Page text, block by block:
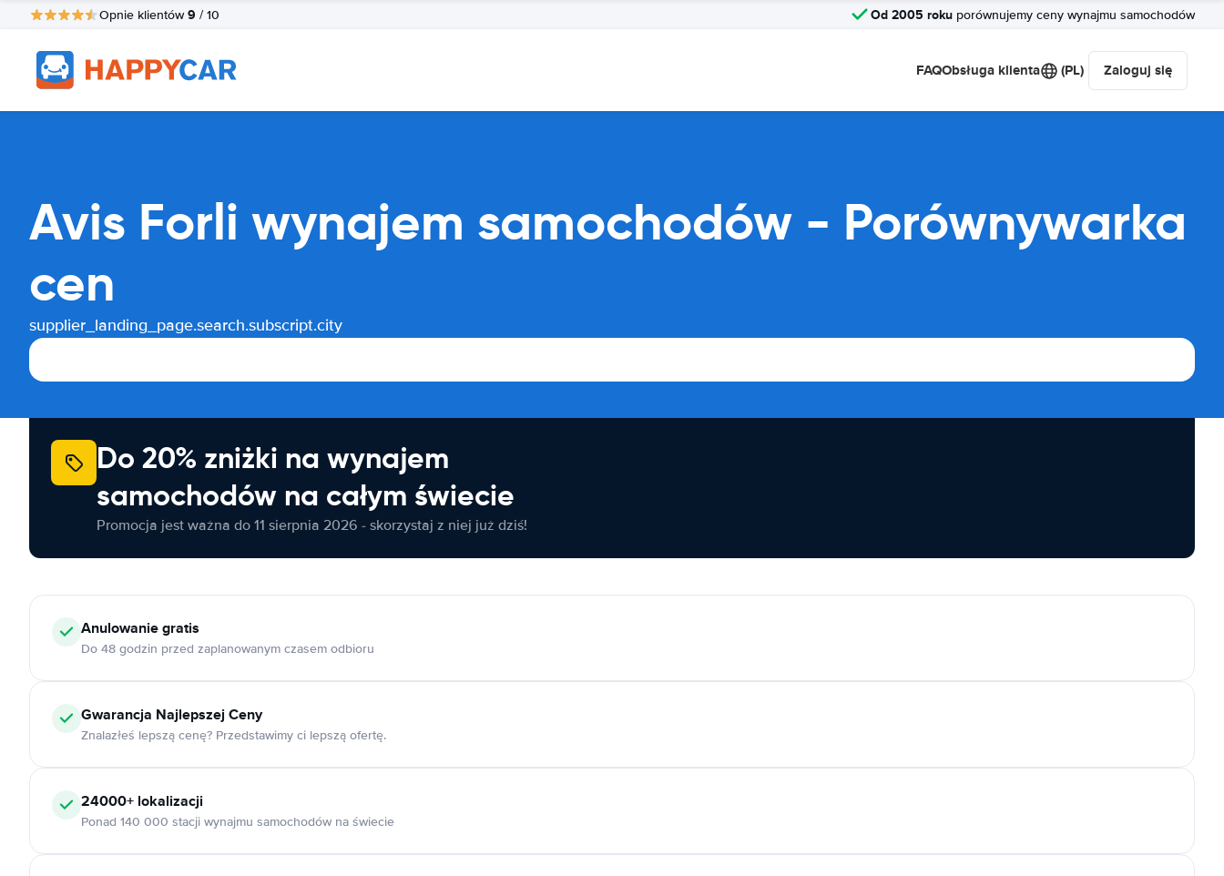
Opnie klientów9 / 10 Od 2005 roku porównujemy ceny wynajmu samochodów
FAQObsługa klienta (PL) Zaloguj się
Avis Forli wynajem samochodów - Porównywarka
cen
supplier_landing_page.search.subscript.city
Do 20% zniżki na wynajem
samochodów na całym świecie
Promocja jest ważna do 11 sierpnia 2026 - skorzystaj z niej już dziś!
Anulowaniegratis
Do 48 godzin przed zaplanowanym czasem odbioru
Gwarancja Najlepszej Ceny
Znalazłeś lepszą cenę? Przedstawimy ci lepszą ofertę.
24000+ lokalizacji
Ponad 140 000 stacji wynajmu samochodów na świecie